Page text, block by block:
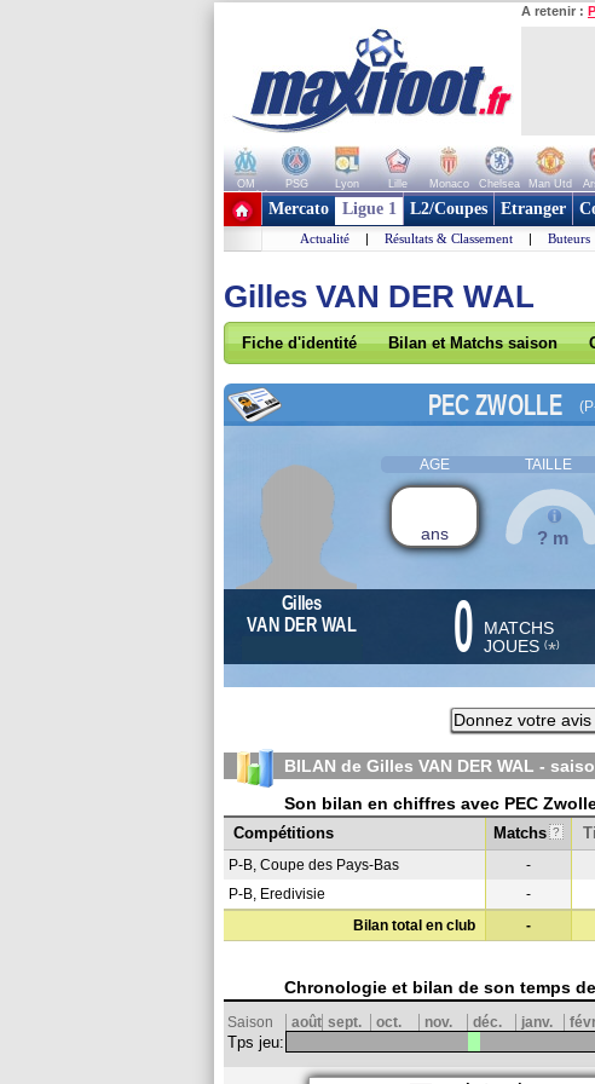
A retenir :
OM PSG Lyon Lille Monaco Chelsea Man Utd
+ de clubs
Mercato Ligue 1 L2/Coupes Etranger
Actualité | Résultats & Classement | Buteurs
Gilles VAN DER WAL
Fiche d'identité Bilan et Matchs saison
PEC ZWOLLE
AGE TAILLE
ans ? m
Gilles
VAN DER WAL
0 MATCHS
JOUES (*)
Donnez votre
BILAN de Gilles VAN DER WAL -
Son bilan en chiffres avec PEC
Compétitions
Matchs ?
P-B, Coupe des Pays-Bas -
P-B, Eredivisie
-
Bilan total en club
-
Chronologie et bilan de son temps
Saison août sept. oct. nov. déc. janv.
Tps jeu: